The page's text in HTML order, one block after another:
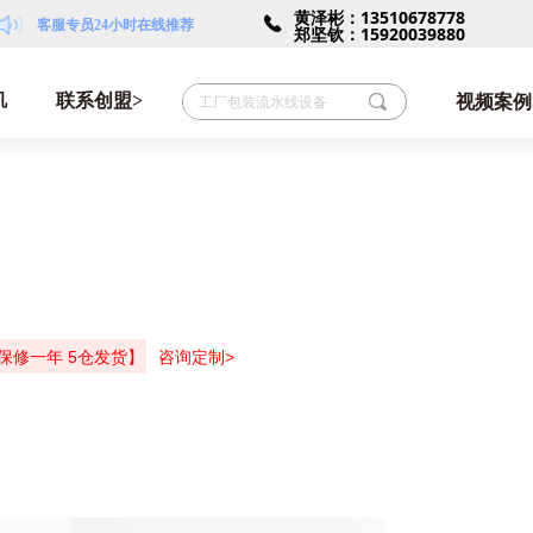
黄泽彬：13510678778
郑坚钦：15920039880
끅
끠 视频案
联系创盟>
客服专员24小时在线推荐
修一年 5仓发货】 咨询定制>